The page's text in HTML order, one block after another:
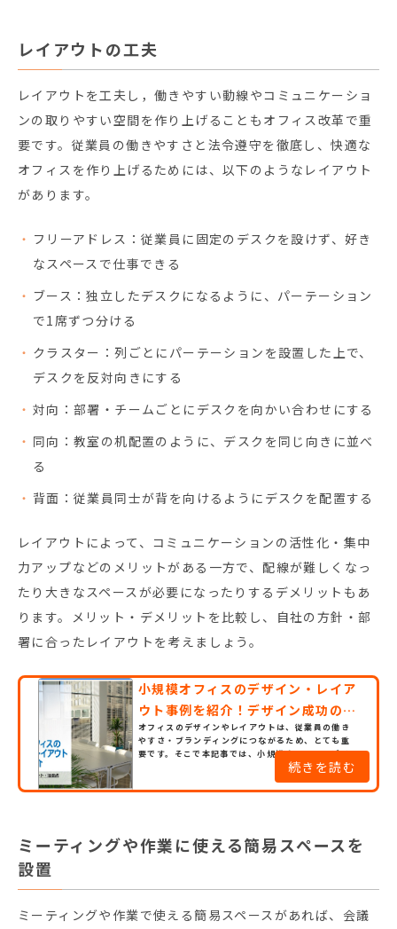
レイアウトの工夫
レイアウトを工夫し，働きやすい動線やコミュニケーショ
ンの取りやすい空間を作り上げることもオフィス改革で重
要です。従業員の働きやすさと法令遵守を徹底し、快適な
オフィスを作り上げるためには、以下のようなレイアウト
があります。
フリーアドレス：従業員に固定のデスクを設けず、好き
なスペースで仕事できる
ブース：独立したデスクになるように、パーテーション
で1席ずつ分ける
クラスター：列ごとにパーテーションを設置した上で、
デスクを反対向きにする
対向：部署・チームごとにデスクを向かい合わせにする
同向：教室の机配置のように、デスクを同じ向きに並べ
る
背面：従業員同士が背を向けるようにデスクを配置する
レイアウトによって、コミュニケーションの活性化・集中
力アップなどのメリットがある一方で、配線が難しくなっ
たり大きなスペースが必要になったりするデメリットもあ
ります。メリット・デメリットを比較し、自社の方針・部
署に合ったレイアウトを考えましょう。
小規模オフィスのデザイン・レイア
ウト事例を紹介！デザイン成功のポ
イント・注意点
オフィスのデザインやレイアウトは、従業員の働き
やすさ・ブランディングにつながるため、とても重
要です。そこで本記事では、小規模オフィスのデザイ
ン・レイアウト事例について紹介します。デザインに
おけるポイントや注意点についても解説するので、
オフィスデザインに悩んでいる人はぜひ参考にして
続きを読む
ミーティングや作業に使える簡易スペースを
設置
ミーティングや作業で使える簡易スペースがあれば、会議